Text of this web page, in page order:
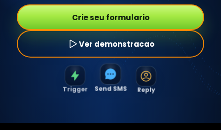
Crie seu formulario
Ver demonstracao
Trigger Send SMS Reply